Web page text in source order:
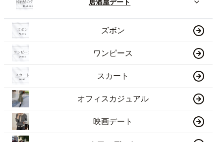
居酒屋デート
ズボン
ワンピース
スカート
オフィスカジュアル
映画デート